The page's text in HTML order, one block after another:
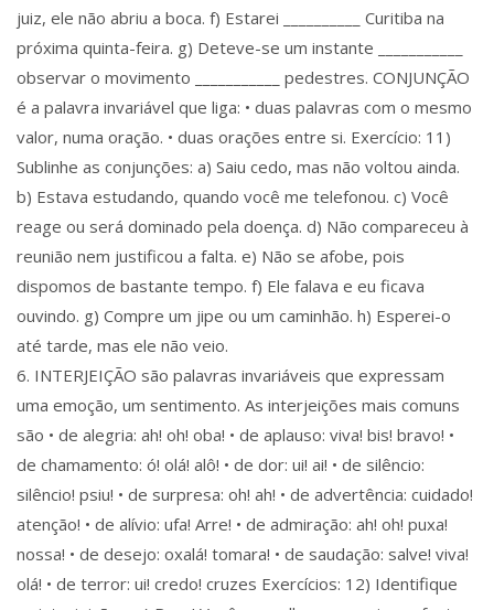
juiz, ele não abriu a boca. f) Estarei __________ Curitiba na
próxima quinta-feira. g) Deteve-se um instante ___________
observar o movimento ___________ pedestres. CONJUNÇÃO
é a palavra invariável que liga: • duas palavras com o mesmo
valor, numa oração. • duas orações entre si. Exercício: 11)
Sublinhe as conjunções: a) Saiu cedo, mas não voltou ainda.
b) Estava estudando, quando você me telefonou. c) Você
reage ou será dominado pela doença. d) Não compareceu à
reunião nem justificou a falta. e) Não se afobe, pois
dispomos de bastante tempo. f) Ele falava e eu ficava
ouvindo. g) Compre um jipe ou um caminhão. h) Esperei-o
até tarde, mas ele não veio.
6. INTERJEIÇÃO são palavras invariáveis que expressam
uma emoção, um sentimento. As interjeições mais comuns
são • de alegria: ah! oh! oba! • de aplauso: viva! bis! bravo! •
de chamamento: ó! olá! alô! • de dor: ui! ai! • de silêncio:
silêncio! psiu! • de surpresa: oh! ah! • de advertência: cuidado!
atenção! • de alívio: ufa! Arre! • de admiração: ah! oh! puxa!
nossa! • de desejo: oxalá! tomara! • de saudação: salve! viva!
olá! • de terror: ui! credo! cruzes Exercícios: 12) Identifique